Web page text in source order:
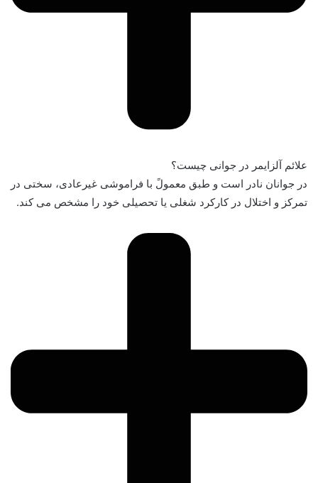
علائم آلزایمر در جوانی چیست؟
در جوانان نادر است و طبق معمولً با فراموشی غیرعادی، سختی در
تمرکز و اختلال در کارکرد شغلی یا تحصیلی خود را مشخص می کند.